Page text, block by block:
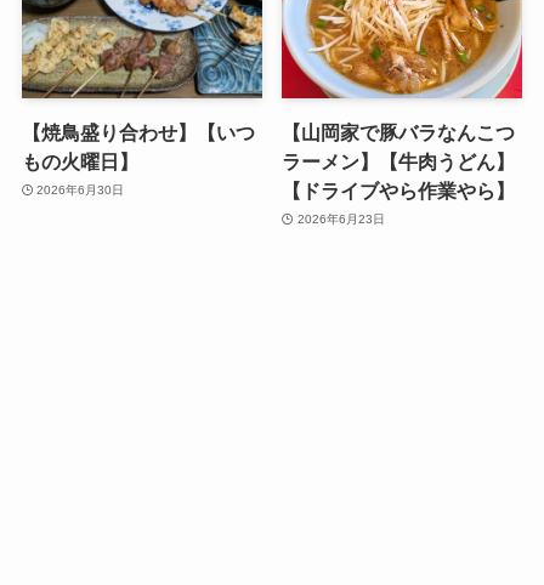
【焼鳥盛り合わせ】【いつ
もの火曜日】
2026年6月30日
【山岡家で豚バラなんこつ
ラーメン】【牛肉うどん】
【ドライブやら作業やら】
2026年6月23日